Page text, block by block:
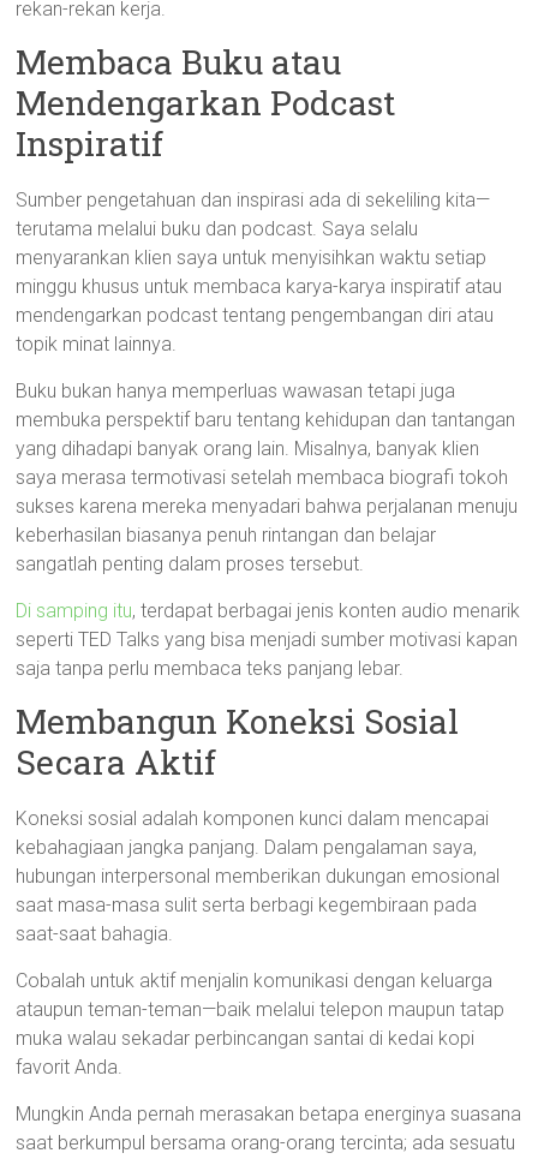
rekan-rekan kerja.
Membaca Buku atau
Mendengarkan Podcast
Inspiratif
Sumber pengetahuan dan inspirasi ada di sekeliling kita—
terutama melalui buku dan podcast. Saya selalu
menyarankan klien saya untuk menyisihkan waktu setiap
minggu khusus untuk membaca karya-karya inspiratif atau
mendengarkan podcast tentang pengembangan diri atau
topik minat lainnya.
Buku bukan hanya memperluas wawasan tetapi juga
membuka perspektif baru tentang kehidupan dan tantangan
yang dihadapi banyak orang lain. Misalnya, banyak klien
saya merasa termotivasi setelah membaca biografi tokoh
sukses karena mereka menyadari bahwa perjalanan menuju
keberhasilan biasanya penuh rintangan dan belajar
sangatlah penting dalam proses tersebut.
Di samping itu, terdapat berbagai jenis konten audio menarik
seperti TED Talks yang bisa menjadi sumber motivasi kapan
saja tanpa perlu membaca teks panjang lebar.
Membangun Koneksi Sosial
Secara Aktif
Koneksi sosial adalah komponen kunci dalam mencapai
kebahagiaan jangka panjang. Dalam pengalaman saya,
hubungan interpersonal memberikan dukungan emosional
saat masa-masa sulit serta berbagi kegembiraan pada
saat-saat bahagia.
Cobalah untuk aktif menjalin komunikasi dengan keluarga
ataupun teman-teman—baik melalui telepon maupun tatap
muka walau sekadar perbincangan santai di kedai kopi
favorit Anda.
Mungkin Anda pernah merasakan betapa energinya suasana
saat berkumpul bersama orang-orang tercinta; ada sesuatu